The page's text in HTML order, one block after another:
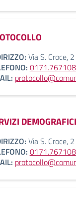
Via S. Croce,
DEMOGRAFICI
Via S. Croce,